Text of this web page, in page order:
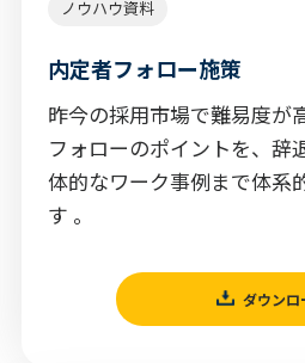
ノウハウ資料
内定者フォロー施策
昨今の採用市場で難易度が
フォローのポイントを、辞
体的なワーク事例まで体系
す 。
ダウンロ